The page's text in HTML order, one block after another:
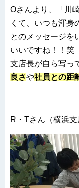
Oさんより、「川
くて、いつも渾身
とのメッセージを
いいですね！！笑
支店長が自ら写っ
良さや社員との距
R・Tさん（横浜支